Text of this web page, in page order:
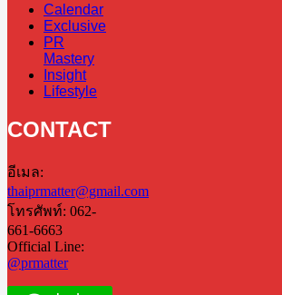
Calendar
Exclusive
PR
Mastery
Insight
Lifestyle
CONTACT
อีเมล:
thaiprmatter@gmail.com
โทรศัพท์: 062-
661-6663
Official Line:
@prmatter